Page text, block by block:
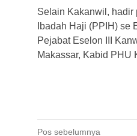
Selain Kakanwil, hadir
Ibadah Haji (PPIH) se
Pejabat Eselon III
Makassar, Kabid PHU
Pos sebelumnya